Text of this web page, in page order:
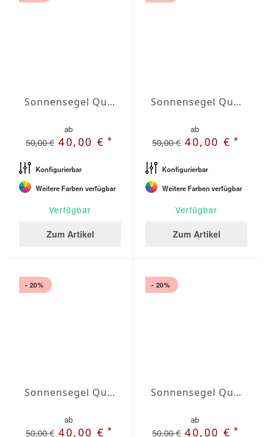
Sonnensegel Quadrat Wasserabweisend Agora quadrat 5 x 5m
ab
50,00 € 40,00 €*
Konfigurierbar
Weitere Farben verfügbar
Verfügbar
Zum Artikel
Sonnensegel Quadrat Wasserabweisend Agora quadrat 5,5 x 5,5m
ab
50,00 € 40,00 €*
Konfigurierbar
Weitere Farben verfügbar
Verfügbar
Zum Artikel
- 20%
Sonnensegel Quadrat Wasserabweisend Agora quadrat 6 x 6m
ab
50,00 € 40,00 €*
- 20%
Sonnensegel Quadrat Wasserabweisend Olefin quadrat 2 x 2m
ab
50,00 € 40,00 €*